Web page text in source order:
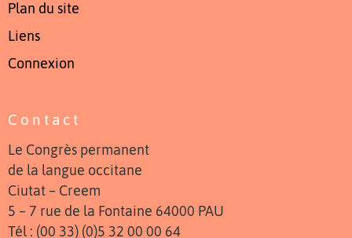
Plan du site
Liens
Connexion
Contact
Le Congrès permanent
de la langue occitane
Ciutat – Creem
5 – 7 rue de la Fontaine 64000 PAU
Tél : (00 33) (0)5 32 00 00 64